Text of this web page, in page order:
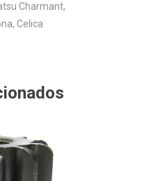
Charmant,
Celica